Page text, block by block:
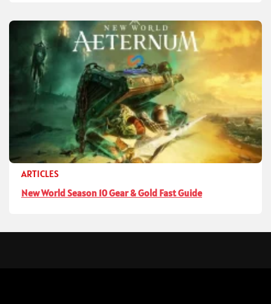
ARTICLES
New World Season 10 Gear & Gold Fast Guide